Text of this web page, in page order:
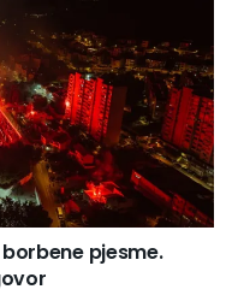
borbene pjesme.